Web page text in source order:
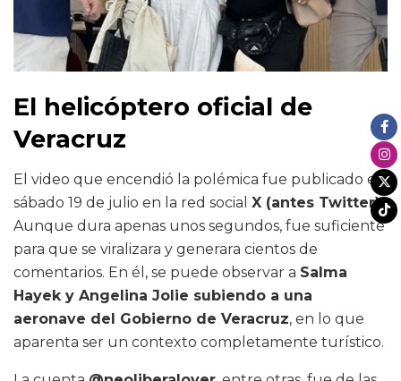
El helicóptero oficial de
Veracruz
El video que encendió la polémica fue publicado el
sábado 19 de julio en la red social X (antes Twitter).
Aunque dura apenas unos segundos, fue suficiente
para que se viralizara y generara cientos de
comentarios. En él, se puede observar a Salma
Hayek y Angelina Jolie subiendo a una
aeronave del Gobierno de Veracruz, en lo que
aparenta ser un contexto completamente turístico.